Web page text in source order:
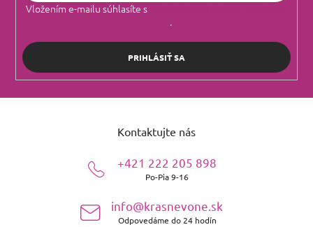
Vložením e-mailu súhlasíte s
.
PRIHLÁSIŤ SA
Kontaktujte nás
+421 222 205 898
Po-Pia 9-16
info@krasnevone.sk
Odpovedáme do 24 hodín